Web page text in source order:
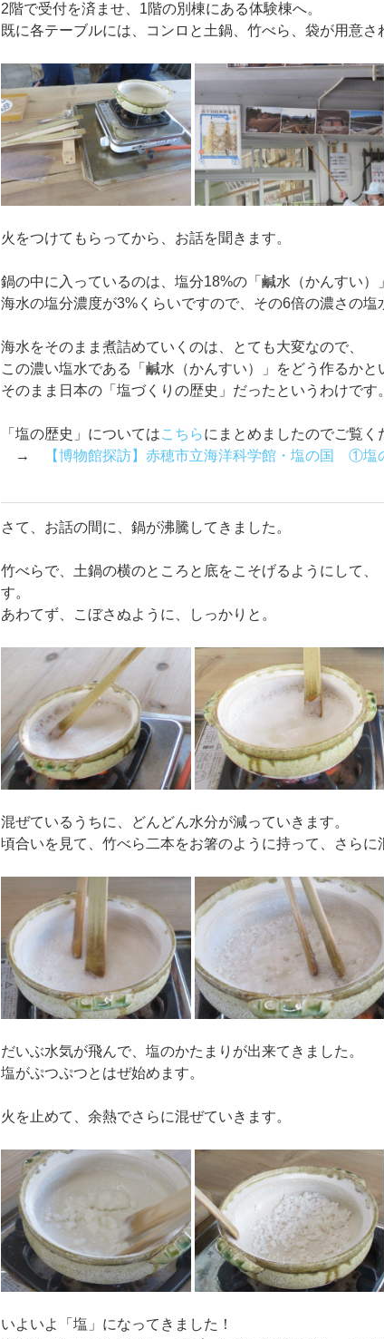
2階で受付を済ませ、1階の別棟にある体験棟へ。
既に各テーブルには、コンロと土鍋、竹べら、袋が用意さ
火をつけてもらってから、お話を聞きます。
鍋の中に入っているのは、塩分18%の「鹹水（かんすい）
海水の塩分濃度が3%くらいですので、その6倍の濃さの塩
海水をそのまま煮詰めていくのは、とても大変なので、
この濃い塩水である「鹹水（かんすい）」をどう作るかと
そのまま日本の「塩づくりの歴史」だったというわけです。
「塩の歴史」についてはこちらにまとめましたのでご覧く
→
【博物館探訪】赤穂市立海洋科学館・塩の国 ①塩
さて、お話の間に、鍋が沸騰してきました。
竹べらで、土鍋の横のところと底をこそげるようにして、
す。
あわてず、こぼさぬように、しっかりと。
混ぜているうちに、どんどん水分が減っていきます。
頃合いを見て、竹べら二本をお箸のように持って、さらに
だいぶ水気が飛んで、塩のかたまりが出来てきました。
塩がぷつぷつとはぜ始めます。
火を止めて、余熱でさらに混ぜていきます。
いよいよ「塩」になってきました！